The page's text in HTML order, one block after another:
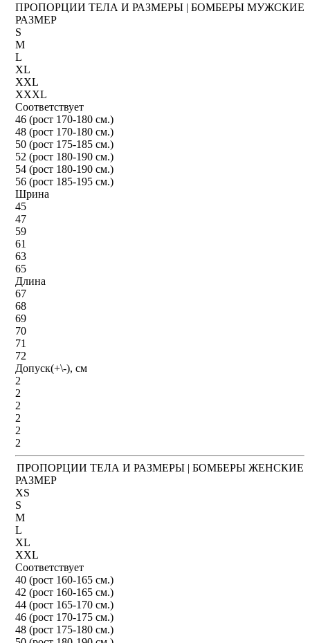
ПРОПОРЦИИ ТЕЛА И РАЗМЕРЫ | БОМБЕРЫ МУЖСКИЕ
РАЗМЕР
S
M
L
XL
XXL
XXXL
Соответствует
46 (рост 170-180 см.)
48 (рост 170-180 см.)
50 (рост 175-185 см.)
52 (рост 180-190 см.)
54 (рост 180-190 см.)
56 (рост 185-195 см.)
Шрина
45
47
59
61
63
65
Длина
67
68
69
70
71
72
Допуск(+\-), см
2
2
2
2
2
2
ПРОПОРЦИИ ТЕЛА И РАЗМЕРЫ | БОМБЕРЫ ЖЕНСКИЕ
РАЗМЕР
XS
S
M
L
XL
XXL
Соответствует
40 (рост 160-165 см.)
42 (рост 160-165 см.)
44 (рост 165-170 см.)
46 (рост 170-175 см.)
48 (рост 175-180 см.)